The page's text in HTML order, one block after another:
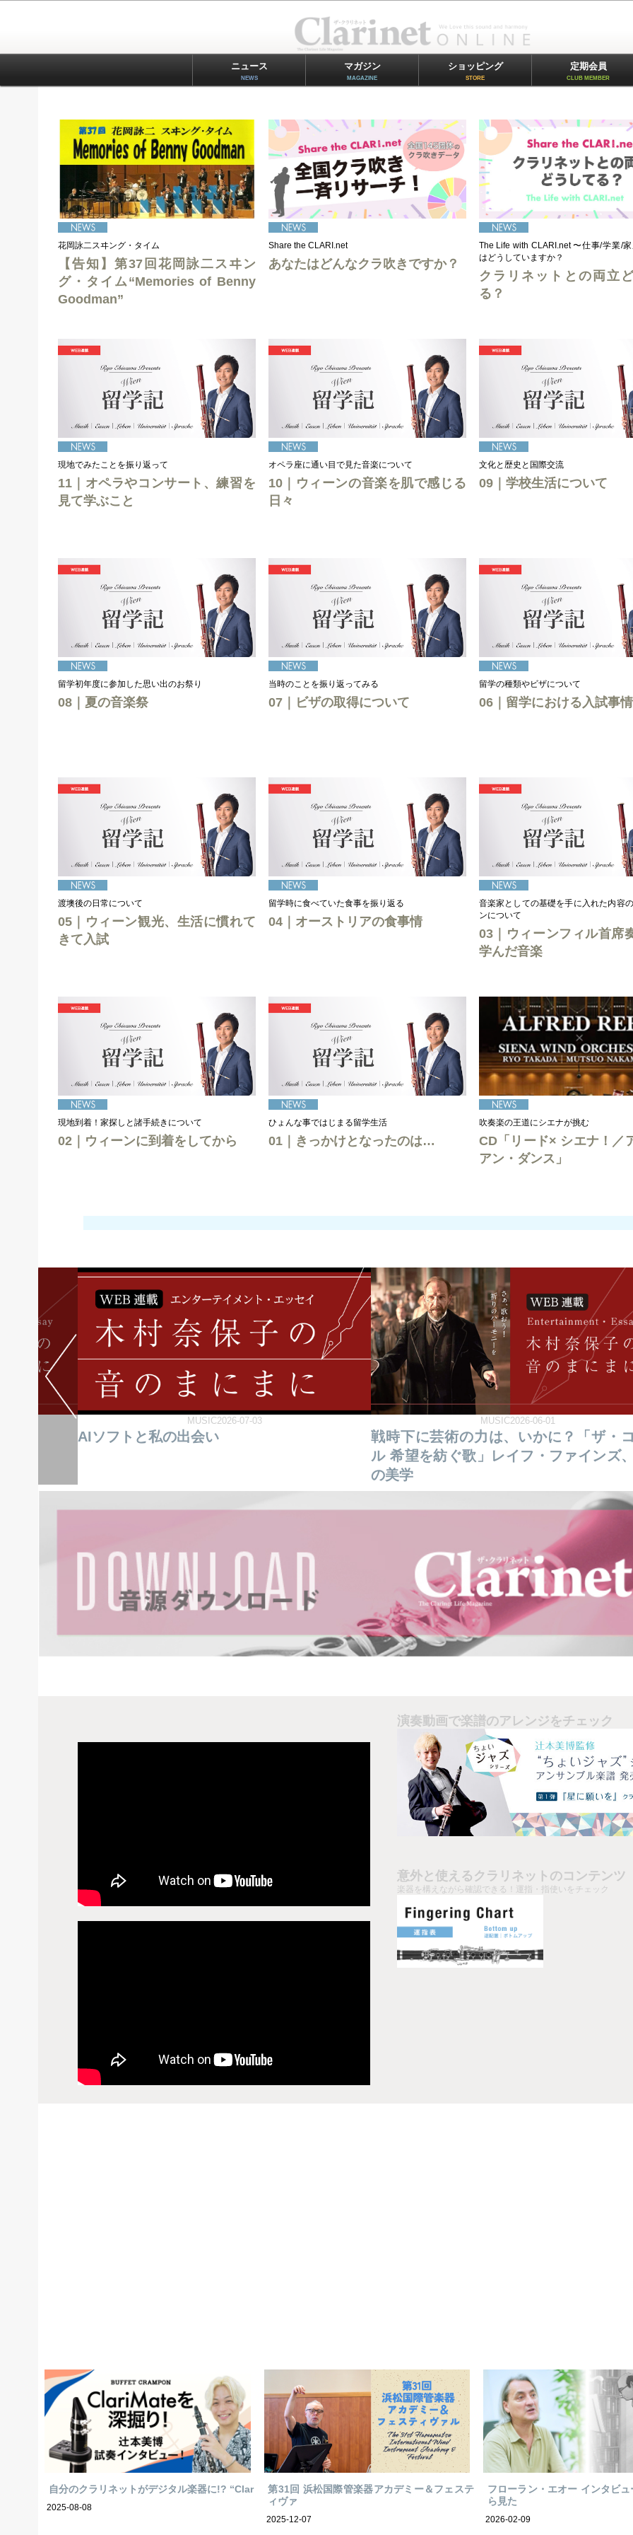
ニュース
NEWS
マガジン
MAGAZINE
ショッピング
STORE
定期会員
CLUB MEMBER
花岡詠二スヰング・タイム
【告知】第37回花岡詠二スヰン
グ・タイム“Memories of Benny
Goodman”
Share the CLARI.net
あなたはどんなクラ吹きですか？
The Life with CLARI.net 〜仕事/学業/
はどうしていますか？
クラリネットとの両立
る？
現地でみたことを振り返って
11｜オペラやコンサート、練習を
見て学ぶこと
オペラ座に通い目で見た音楽について
10｜ウィーンの音楽を肌で感じる
日々
文化と歴史と国際交流
09｜学校生活について
留学初年度に参加した思い出のお祭り
08｜夏の音楽祭
当時のことを振り返ってみる
07｜ビザの取得について
留学の種類やビザについて
06｜留学における入試事情
渡墺後の日常について
05｜ウィーン観光、生活に慣れて
きて入試
留学時に食べていた食事を振り返る
04｜オーストリアの食事情
音楽家としての基礎を手に入れた内容
ンについて
03｜ウィーンフィル首席
学んだ音楽
現地到着！家探しと諸手続きについて
02｜ウィーンに到着をしてから
ひょんな事ではじまる留学生活
01｜きっかけとなったのは…
吹奏楽の王道にシエナが挑む
CD「リード× シエナ！／
アン・ダンス」
MUSIC2026-07-03
AIソフトと私の出会い
MUSIC2026-06-01
戦時下に芸術の力は、いかに？「ザ・
ル 希望を紡ぐ歌」レイフ・ファインズ
の美学
演奏動画で楽譜のアレンジをチェック
意外と使えるクラリネットのコンテンツ
楽器を構えながら確認できる！運指・指使いをチェック
自分のクラリネットがデジタル楽器に!? “Clar
2025-08-08
第31回 浜松国際管楽器アカデミー＆フェステ
ィヴァ
2025-12-07
フローラン・エオー インタビ
ら見た
2026-02-09